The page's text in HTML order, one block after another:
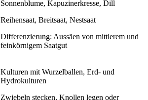
Sonnenblume, Kapuzinerkresse, Dill
Reihensaat, Breitsaat, Nestsaat
Differenzierung: Aussäen von mittlerem und
feinkörnigem Saatgut
Kulturen mit Wurzelballen, Erd- und
Hydrokulturen
Zwiebeln stecken, Knollen legen oder